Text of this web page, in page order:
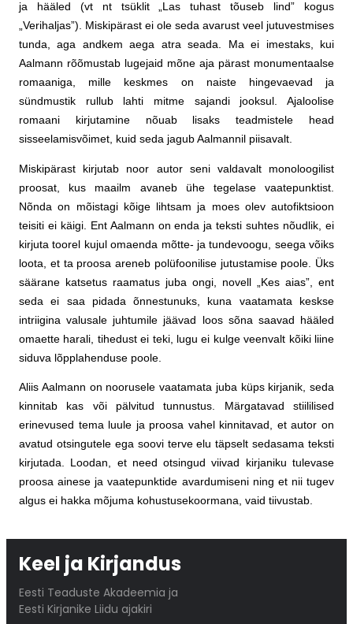
ja hääled (vt nt tsüklit „Las tuhast tõuseb lind” kogus
„Verihaljas”). Miskipärast ei ole seda avarust veel jutuvestmises
tunda, aga andkem aega atra seada. Ma ei imestaks, kui
Aalmann rõõmustab lugejaid mõne aja pärast monumentaalse
romaaniga, mille keskmes on naiste hingevaevad ja
sündmustik rullub lahti mitme sajandi jooksul. Ajaloolise
romaani kirjutamine nõuab lisaks teadmistele head
sisseelamisvõimet, kuid seda jagub Aalmannil piisavalt.
Miskipärast kirjutab noor autor seni valdavalt monoloogilist
proosat, kus maailm avaneb ühe tegelase vaatepunktist.
Nõnda on mõistagi kõige lihtsam ja moes olev autofiktsioon
teisiti ei käigi. Ent Aalmann on enda ja teksti suhtes nõudlik, ei
kirjuta toorel kujul omaenda mõtte- ja tundevoogu, seega võiks
loota, et ta proosa areneb polüfoonilise jutustamise poole. Üks
säärane katsetus raamatus juba ongi, novell „Kes aias”, ent
seda ei saa pidada õnnestunuks, kuna vaatamata keskse
intriigina valusale juhtumile jäävad loos sõna saavad hääled
omaette harali, tihedust ei teki, lugu ei kulge veenvalt kõiki liine
siduva lõpplahenduse poole.
Aliis Aalmann on noorusele vaatamata juba küps kirjanik, seda
kinnitab kas või pälvitud tunnustus. Märgatavad stiililised
erinevused tema luule ja proosa vahel kinnitavad, et autor on
avatud otsingutele ega soovi terve elu täpselt sedasama teksti
kirjutada. Loodan, et need otsingud viivad kirjaniku tulevase
proosa ainese ja vaatepunktide avardumiseni ning et nii tugev
algus ei hakka mõjuma kohustusekoormana, vaid tiivustab.
Keel ja Kirjandus
Eesti Teaduste Akadeemia ja
Eesti Kirjanike Liidu ajakiri